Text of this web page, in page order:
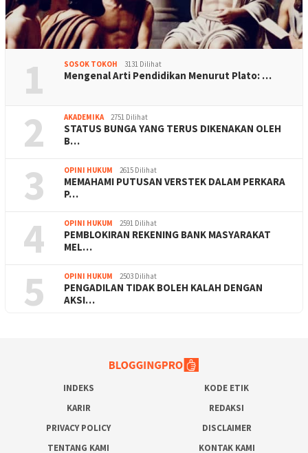
1 SOSOK TOKOH 3131 Dilihat
Mengenal Arti Pendidikan Menurut Plato: …
2 AKADEMIKA 2751 Dilihat
STATUS BUNGA YANG TERUS DIKENAKAN OLEH
B…
3 OPINI HUKUM 2615 Dilihat
MEMAHAMI PUTUSAN VERSTEK DALAM PERKARA
P…
4 OPINI HUKUM 2591 Dilihat
PEMBLOKIRAN REKENING BANK MASYARAKAT
MEL…
5 OPINI HUKUM 2503 Dilihat
PENGADILAN TIDAK BOLEH KALAH DENGAN
AKSI…
INDEKS
KODE ETIK
KARIR
REDAKSI
PRIVACY POLICY
DISCLAIMER
TENTANG KAMI
KONTAK KAMI